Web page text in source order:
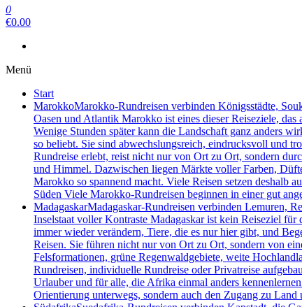
0
€0.00
Menü
Start
MarokkoMarokko-Rundreisen verbinden Königsstädte,
Oasen und Atlantik Marokko ist eines dieser Reiseziele,
Wenige Stunden später kann die Landschaft ganz anders
so beliebt. Sie sind abwechslungsreich, eindrucksvoll und
Rundreise erlebt, reist nicht nur von Ort zu Ort, sondern
und Himmel. Dazwischen liegen Märkte voller Farben,
Marokko so spannend macht. Viele Reisen setzen deshalb
Süden Viele Marokko-Rundreisen beginnen in einer gut
MadagaskarMadagaskar-Rundreisen verbinden Lemuren,
Inselstaat voller Kontraste Madagaskar ist kein Reiseziel
immer wieder verändern, Tiere, die es nur hier gibt, und
Reisen. Sie führen nicht nur von Ort zu Ort, sondern von
Felsformationen, grüne Regenwaldgebiete, weite
Rundreisen, individuelle Rundreise oder Privatreise
Urlauber und für alle, die Afrika einmal anders
Orientierung unterwegs, sondern auch den Zugang zu